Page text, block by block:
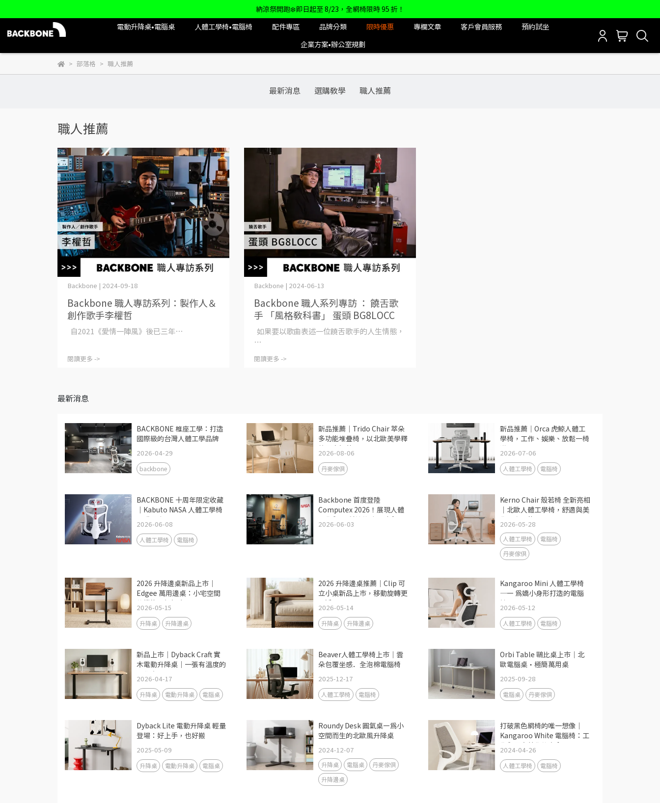
納涼祭開跑❄️即日起至 8/23，全網椅限時 95 折！
電動升降桌•電腦桌 人體工學椅•電腦椅 配件專區 品牌分類 限時優惠 專欄文章 客戶會員服務
預約試坐
企業方案•辦公室規劃
部落格 職人推薦
最新消息 選購教學 職人推薦
職人推薦
Backbone 職人專訪系列：製作人＆
創作歌手李權哲
Backbone | 2024-09-18
自2021《愛情一陣風》後已三年⋯
閱讀更多 ->
Backbone 職人系列專訪 ： 饒舌歌
手 「風格教科書」 蛋頭 BG8LOCC
Backbone | 2024-06-13
如果要以歌曲表述一位饒舌歌手的人生情態，
⋯
閱讀更多 ->
最新消息
BACKBONE 椎座工學：打造
國際級的台灣人體工學品牌
2026-04-29
backbone
新品推薦｜Trido Chair 萃朵
多功能堆疊椅，以北歐美學釋
放居家坪數
2026-08-06
丹麥傢俱
新品推薦｜Orca 虎鯨人體工
學椅，工作、娛樂、放鬆一椅
滿足
2026-07-06
人體工學椅 電腦椅
BACKBONE 十周年限定收藏
｜Kabuto NASA 人體工學椅
預購開跑
2026-06-08
人體工學椅 電腦椅
Backbone 首度登陸
Computex 2026！展現人體
工學與 AI 科技的跨界融合
2026-06-03
Kerno Chair 殼若椅 全新亮相
｜北歐人體工學椅，舒適與美
學一次到位
2026-05-28
人體工學椅
電腦椅
丹麥傢俱
2026 升降邊桌新品上市｜
Edgee 萬用邊桌：小宅空間
的機能升級提案
2026-05-15
升降桌 升降邊桌
2026 升降邊桌推薦｜Clip 可
立小桌新品上市，移動旋轉更
靈活
2026-05-14
升降桌 升降邊桌
Kangaroo Mini 人體工學椅
—— 為嬌小身形打造的電腦
椅
2026-05-12
人體工學椅 電腦椅
新品上市｜Dyback Craft 實
木電動升降桌｜一張有溫度的
工作桌
2026-04-17
升降桌 電動升降桌 電腦桌
Beaver人體工學椅上市｜雲
朵包覆坐感．全泡棉電腦椅
2025-12-17
人體工學椅 電腦椅
Orbi Table 鷗比桌上市｜北
歐電腦桌・極簡萬用桌
2025-09-28
電腦桌 丹麥傢俱
Dyback Lite 電動升降桌 輕量
登場：好上手，也好搬
2025-05-09
升降桌 電動升降桌 電腦桌
Roundy Desk 圓氣桌—為小
空間而生的北歐風升降桌
2024-12-07
升降桌 電腦桌
丹麥傢俱
升降邊桌
打破黑色網椅的唯一想像｜
Kangaroo White 電腦椅：工
學與居家美學的交會
2024-04-26
人體工學椅 電腦椅